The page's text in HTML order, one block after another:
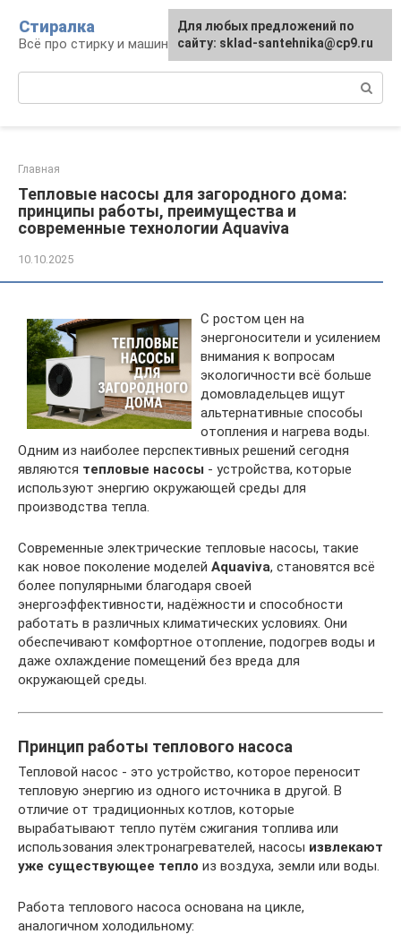
контенту
Стиралка
Всё про стирку и машинки
Главная
Тепловые насосы для загородного дома:
принципы работы, преимущества и
современные технологии Aquaviva
10.10.2025
С ростом цен на
энергоносители и усилением
внимания к вопросам
экологичности всё больше
домовладельцев ищут
альтернативные способы
отопления и нагрева воды.
Одним из наиболее перспективных решений сегодня
являются тепловые насосы - устройства, которые
используют энергию окружающей среды для
производства тепла.
Современные электрические тепловые насосы, такие
как новое поколение моделей Aquaviva, становятся всё
более популярными благодаря своей
энергоэффективности, надёжности и способности
работать в различных климатических условиях. Они
обеспечивают комфортное отопление, подогрев воды и
даже охлаждение помещений без вреда для
окружающей среды.
Принцип работы теплового насоса
Тепловой насос - это устройство, которое переносит
тепловую энергию из одного источника в другой. В
отличие от традиционных котлов, которые
вырабатывают тепло путём сжигания топлива или
использования электронагревателей, насосы извлекают
уже существующее тепло из воздуха, земли или воды.
Работа теплового насоса основана на цикле,
аналогичном холодильному:
Для любых предложений по
сайту: sklad-santehnika@cp9.ru